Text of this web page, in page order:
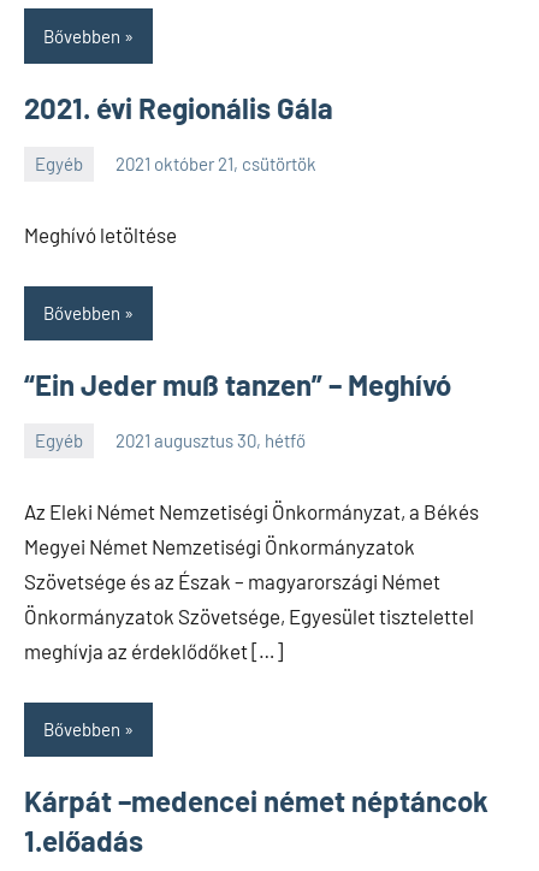
Bővebben
2021. évi Regionális Gála
Egyéb 2021 október 21, csütörtök
SPC
Meghívó letöltése
Bővebben
“Ein Jeder muß tanzen” – Meghívó
Egyéb 2021 augusztus 30, hétfő
SPC
Az Eleki Német Nemzetiségi Önkormányzat, a Békés
Megyei Német Nemzetiségi Önkormányzatok
Szövetsége és az Észak – magyarországi Német
Önkormányzatok Szövetsége, Egyesület tisztelettel
meghívja az érdeklődőket […]
Bővebben
Kárpát –medencei német néptáncok
1.előadás